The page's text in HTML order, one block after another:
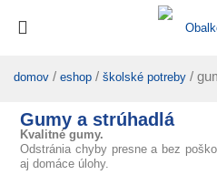
domov / eshop / školské potreby /
Gumy a strúhadlá
Kvalitné gumy.
Odstránia chyby presne a bez
aj domáce úlohy.